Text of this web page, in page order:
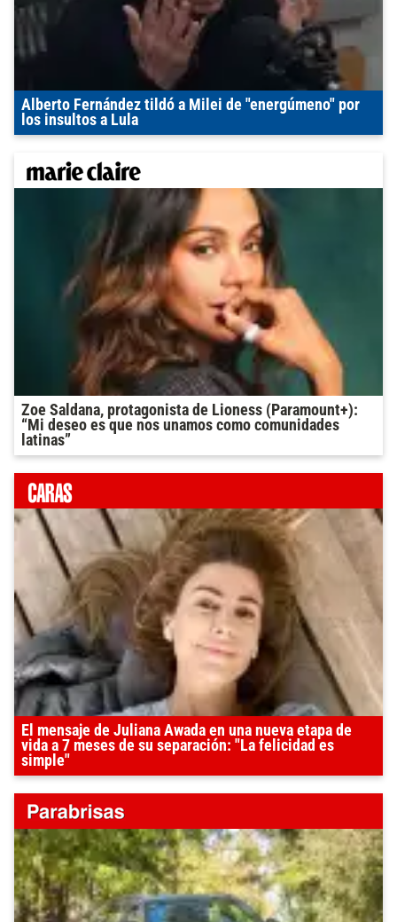
Alberto Fernández tildó a Milei de "energúmeno" por
los insultos a Lula
Zoe Saldana, protagonista de Lioness (Paramount+):
“Mi deseo es que nos unamos como comunidades
latinas”
El mensaje de Juliana Awada en una nueva etapa de
vida a 7 meses de su separación: "La felicidad es
simple"